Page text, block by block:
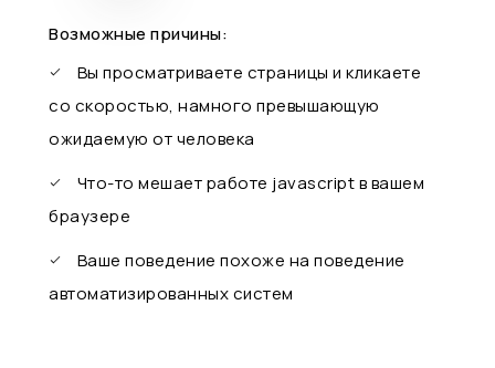
Возможные причины:
Вы просматриваете страницы и кликаете
со скоростью, намного превышающую
ожидаемую от человека
Что-то мешает работе javascript в вашем
браузере
Ваше поведение похоже на поведение
автоматизированных систем